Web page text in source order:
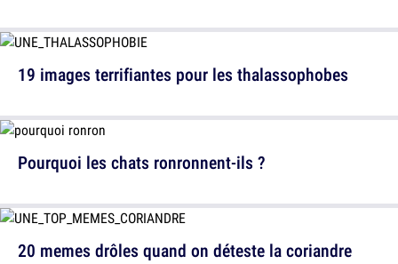
Pourquoi les chats ronronnent-ils ?
19 images terrifiantes pour les thalassophobes
20 memes drôles quand on déteste la coriandre